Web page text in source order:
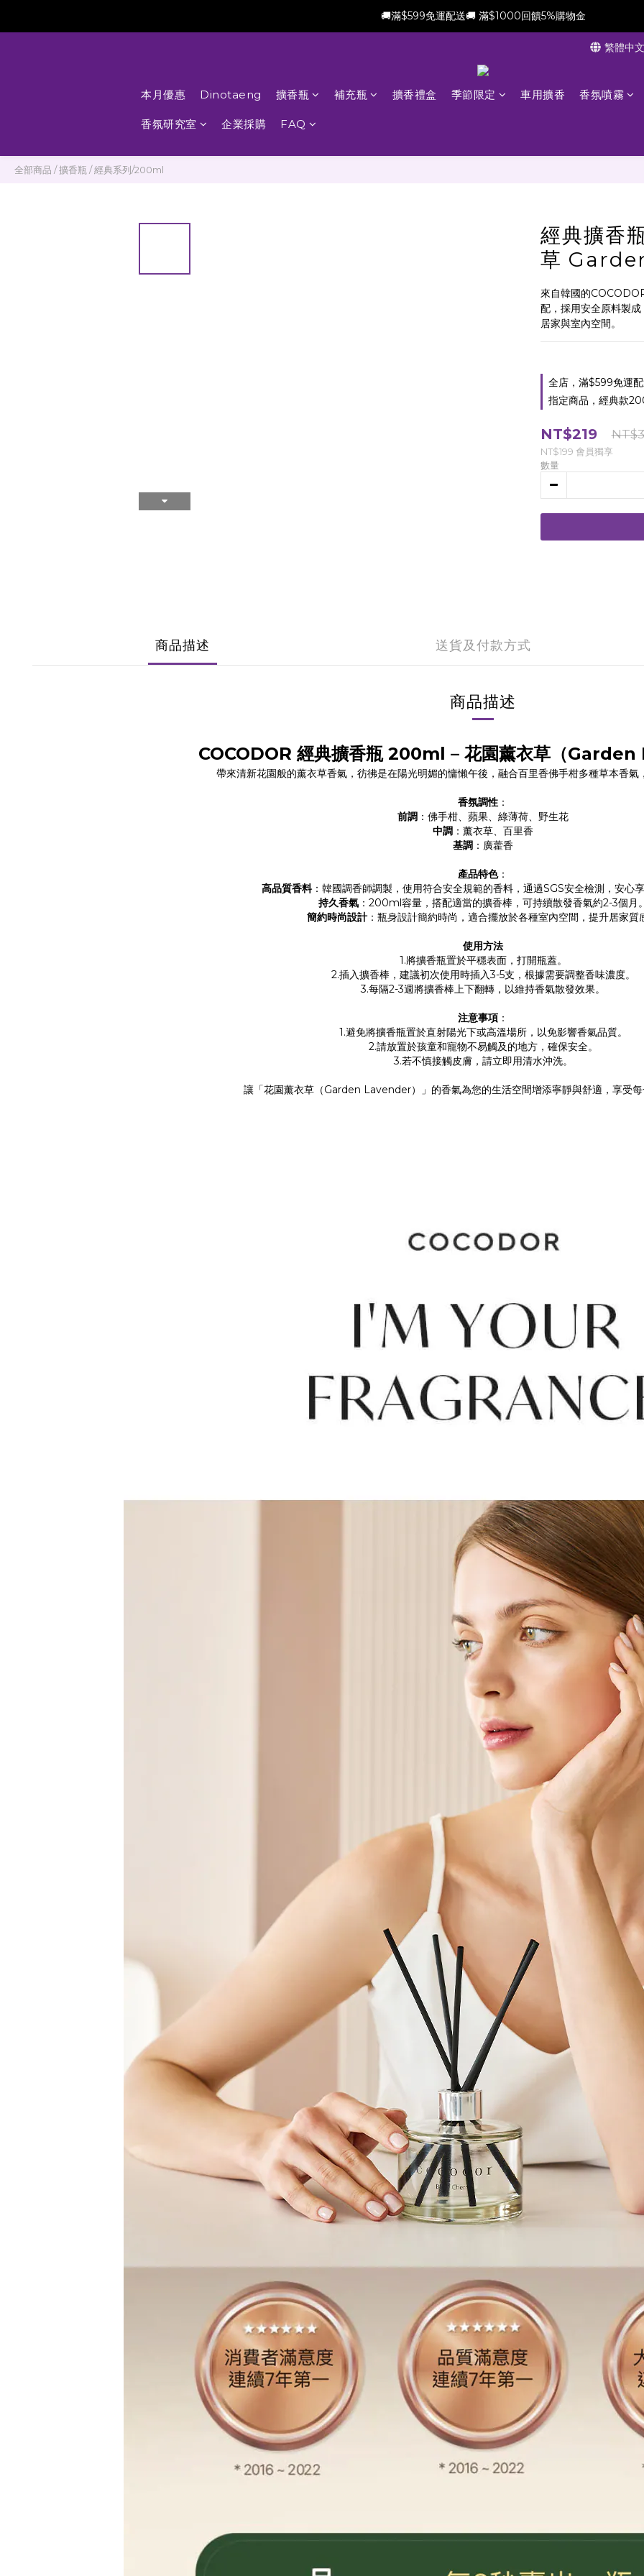
新會員加贈$100購物金(滿$699可折抵)
🚚滿$599免運配送🚚 滿$1000回饋5%購物金
繁體中文
本月優惠 Dinotaeng 擴香瓶 補充瓶 擴香禮盒 季節限定 車用擴香 香氛噴霧
香氛研究室 企業採購 FAQ
全部商品 /擴香瓶 /經典系列/200ml
經典擴香
草
來自韓國的
配，採用安全原料製
居家與室內空間。
全店，滿$599免運
指定商品，經典款
NT$219
NT$199 會員獨享
數量
商品描述 送貨及付款方式
商品描述
COCODOR 經典擴香瓶 200ml – 花園薰衣草（
帶來清新花園般的薰衣草香氣，彷彿是在陽光明媚的慵懶午後，融合百里香佛手柑多種草本香氣
香氛調性 ：
前調 ：佛手柑、蘋果、綠薄荷、野生花
中調 ：薰衣草、百里香
基調 ：廣藿香
產品特色：
高品質香料：韓國調香師調製，使用符合安全規範的香料，通過SGS安全檢測，安心享
持久香氣：200ml容量，搭配適當的擴香棒，可持續散發香氣約2-3個月。
簡約時尚設計：瓶身設計簡約時尚，適合擺放於各種室內空間，提升居家質
使用方法
1.將擴香瓶置於平穩表面，打開瓶蓋。
2.插入擴香棒，建議初次使用時插入3-5支，根據需要調整香味濃度。
3.每隔2-3週將擴香棒上下翻轉，以維持香氣散發效果。
注意事項 ：
1.避免將擴香瓶置於直射陽光下或高溫場所，以免影響香氣品質。
2.請放置於孩童和寵物不易觸及的地方，確保安全。
3.若不慎接觸皮膚，請立即用清水沖洗。
讓「花園薰衣草（Garden Lavender）」的香氣為您的生活空間增添寧靜與舒適，享受每